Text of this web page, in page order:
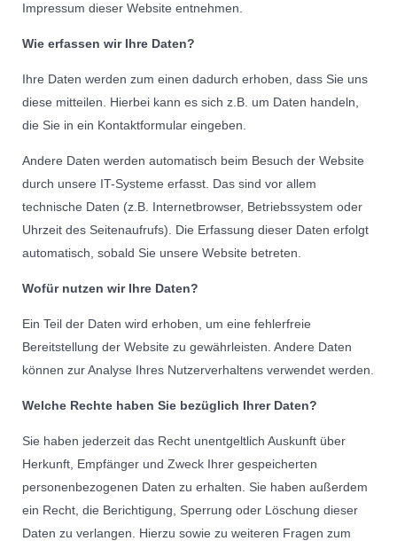
Impressum dieser Website entnehmen.
Wie erfassen wir Ihre Daten?
Ihre Daten werden zum einen dadurch erhoben, dass Sie uns
diese mitteilen. Hierbei kann es sich z.B. um Daten handeln,
die Sie in ein Kontaktformular eingeben.
Andere Daten werden automatisch beim Besuch der Website
durch unsere IT-Systeme erfasst. Das sind vor allem
technische Daten (z.B. Internetbrowser, Betriebssystem oder
Uhrzeit des Seitenaufrufs). Die Erfassung dieser Daten erfolgt
automatisch, sobald Sie unsere Website betreten.
Wofür nutzen wir Ihre Daten?
Ein Teil der Daten wird erhoben, um eine fehlerfreie
Bereitstellung der Website zu gewährleisten. Andere Daten
können zur Analyse Ihres Nutzerverhaltens verwendet werden.
Welche Rechte haben Sie bezüglich Ihrer Daten?
Sie haben jederzeit das Recht unentgeltlich Auskunft über
Herkunft, Empfänger und Zweck Ihrer gespeicherten
personenbezogenen Daten zu erhalten. Sie haben außerdem
ein Recht, die Berichtigung, Sperrung oder Löschung dieser
Daten zu verlangen. Hierzu sowie zu weiteren Fragen zum